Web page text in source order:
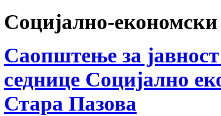
Социјално-економски
Саопштење за
седнице Социјално
Стара Пазова